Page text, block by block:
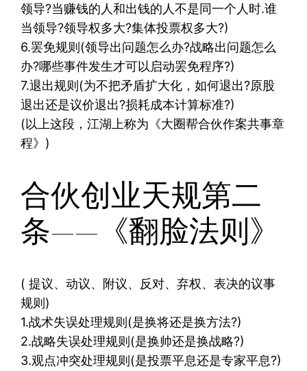
领导?当赚钱的人和出钱的人不是同一个人时.谁
当领导?领导权多大?集体投票权多大?)
6.罢免规则(领导出问题怎么办?战略出问题怎么
办?哪些事件发生才可以启动罢免程序?)
7.退出规则(为不把矛盾扩大化，如何退出?原股
退出还是议价退出?损耗成本计算标准?)
(以上这段，江湖上称为《大圈帮合伙作案共事章
程》)
合伙创业天规第二
条——《翻脸法则》
( 提议、动议、附议、反对、弃权、表决的议事
规则)
1.战术失误处理规则(是换将还是换方法?)
2.战略失误处理规则(是换帅还是换战略?)
3.观点冲突处理规则(是投票平息还是专家平息?)